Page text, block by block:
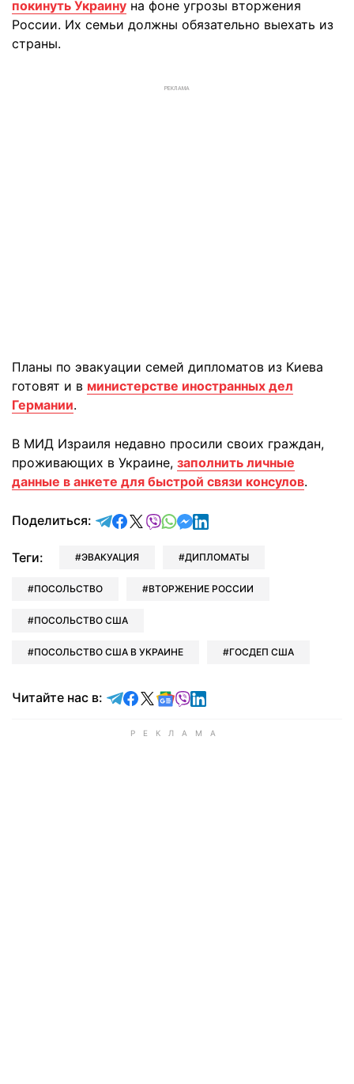
покинуть Украину на фоне угрозы вторжения
России. Их семьи должны обязательно выехать из
страны.
РЕКЛАМА
Планы по эвакуации семей дипломатов из Киева
готовят и в министерстве иностранных дел
Германии.
В МИД Израиля недавно просили своих граждан,
проживающих в Украине, заполнить личные
данные в анкете для быстрой связи консулов.
Поделиться: отправить в Telegram
поделиться в Facebook
поделиться в X
отправить в Viber
отправить в Whatsapp
отправить в Messenger
отправить в LinkedIn
Теги: ЭВАКУАЦИЯ ДИПЛОМАТЫ
ПОСОЛЬСТВО ВТОРЖЕНИЕ РОССИИ
ПОСОЛЬСТВО США
ПОСОЛЬСТВО США В УКРАИНЕ ГОСДЕП США
Читайте нас в: Читайте в Telegram
Читайте в Facebook
Читайте в X
Читайте в Google news
Читайте в Viber
Читайте в LinkedIn